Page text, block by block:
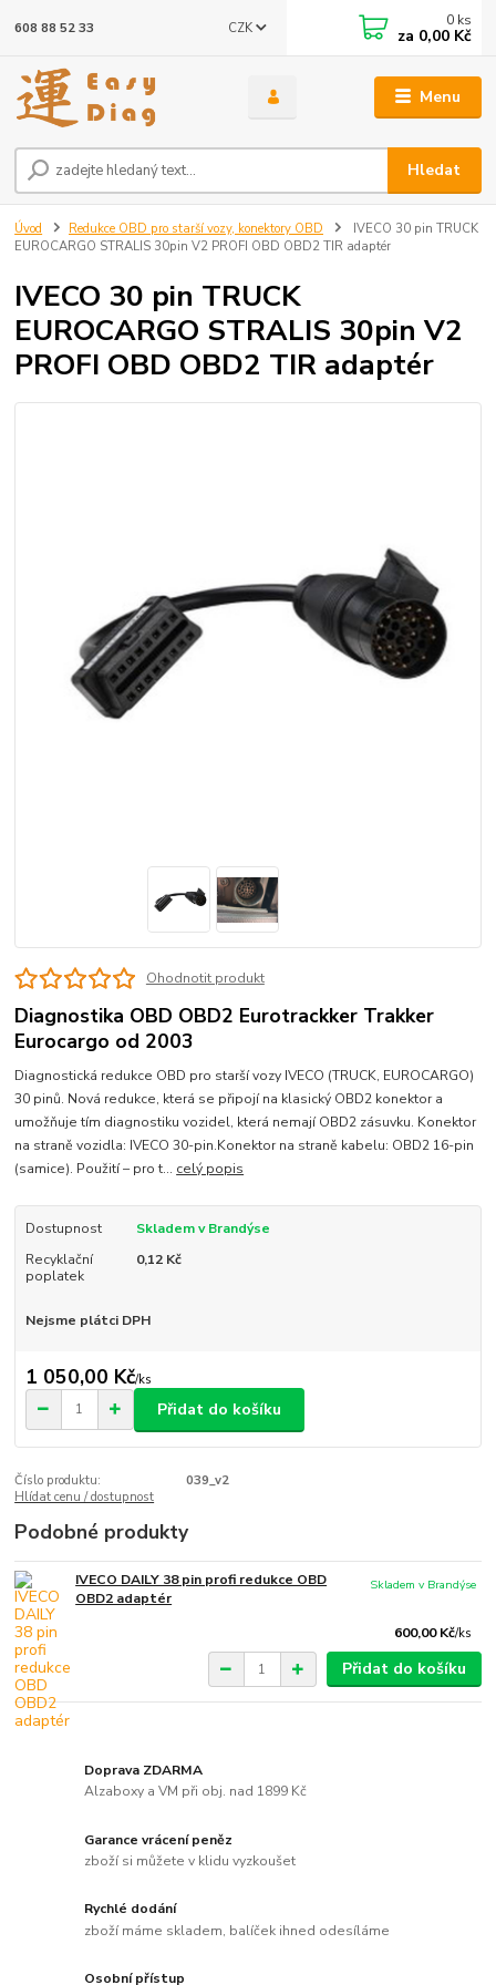
Menu
CZK
Hledat
608 88 52 33 0 ks
za 0,00 Kč
Úvod Redukce OBD pro starší vozy, konektory OBD
IVECO 30 pin TRUCK
EUROCARGO STRALIS 30pin V2 PROFI OBD OBD2 TIR adaptér
IVECO 30 pin TRUCK
EUROCARGO STRALIS 30pin V2
PROFI OBD OBD2 TIR adaptér
Ohodnotit produkt
Diagnostika OBD OBD2 Eurotrackker Trakker
Eurocargo od 2003
Diagnostická redukce OBD pro starší vozy IVECO (TRUCK, EUROCARGO)
30 pinů. Nová redukce, která se připojí na klasický OBD2 konektor a
umožňuje tím diagnostiku vozidel, která nemají OBD2 zásuvku. Konektor
na straně vozidla: IVECO 30-pin.Konektor na straně kabelu: OBD2 16-pin
(samice). Použití – pro t... celý popis
Dostupnost
Skladem v Brandýse
Recyklační
poplatek
0,12 Kč
Nejsme plátci DPH
1 050,00 Kč/ks
Přidat do košíku
Číslo produktu:
039_v2
Hlídat cenu / dostupnost
Podobné produkty
IVECO DAILY 38 pin profi redukce OBD
OBD2 adaptér
600,00 Kč/ks
Skladem v Brandýse
Přidat do košíku
Doprava ZDARMA
Alzaboxy a VM při obj. nad 1899 Kč
Garance vrácení peněz
zboží si můžete v klidu vyzkoušet
Rychlé dodání
zboží máme skladem, balíček ihned odesíláme
Osobní přístup